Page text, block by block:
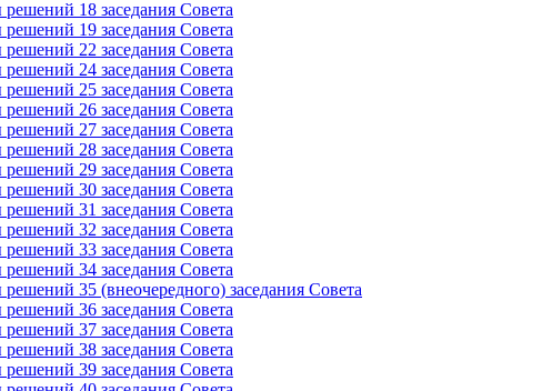
18 заседания Совета
19 заседания Совета
22 заседания Совета
24 заседания Совета
25 заседания Совета
26 заседания Совета
27 заседания Совета
28 заседания Совета
29 заседания Совета
30 заседания Совета
31 заседания Совета
32 заседания Совета
33 заседания Совета
34 заседания Совета
35 (внеочередного) заседания Совета
36 заседания Совета
37 заседания Совета
38 заседания Совета
39 заседания Совета